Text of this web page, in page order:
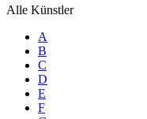
Alle Künstler
A
B
C
D
E
F